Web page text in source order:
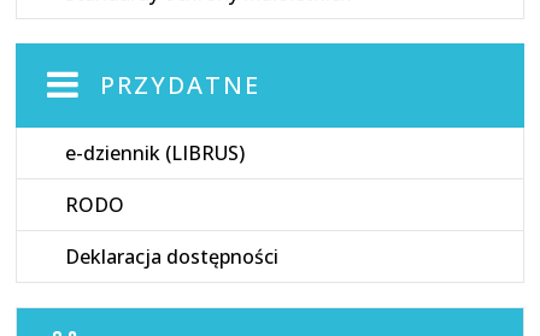
PRZYDATNE
e-dziennik (LIBRUS)
RODO
Deklaracja dostępności